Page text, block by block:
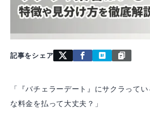
記事をシェア
「『バチェラーデート』にサクラって
な料金を払って大丈夫？」